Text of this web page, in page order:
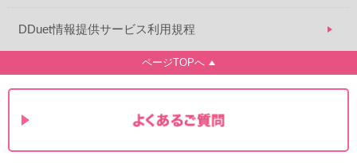
DDuet情報提供サービス利用規程
ページTOPへ